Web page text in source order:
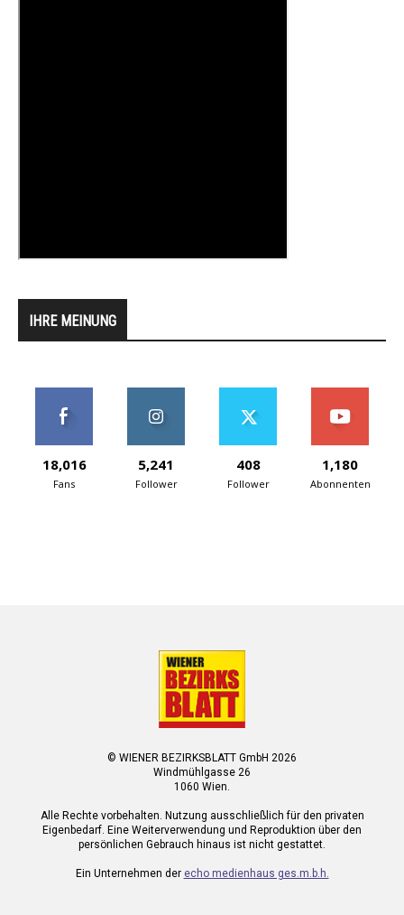
IHRE MEINUNG
18,016
Fans
5,241
Follower
408
Follower
1,180
Abonnenten
© WIENER BEZIRKSBLATT GmbH 2026
Windmühlgasse 26
1060 Wien.
Alle Rechte vorbehalten. Nutzung ausschließlich für den privaten
Eigenbedarf. Eine Weiterverwendung und Reproduktion über den
persönlichen Gebrauch hinaus ist nicht gestattet.
Ein Unternehmen der echo medienhaus ges.m.b.h.